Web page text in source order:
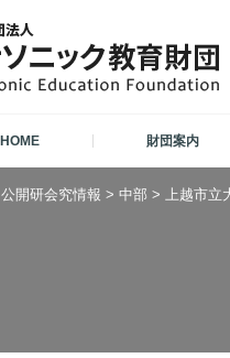
HOME 財団案内
公開研会究情報 > 中部 > 上越市立